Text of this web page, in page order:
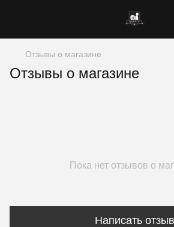
Отзывы о магазине
Отзывы о магазине
Пока нет отзывов о
Написать отзыв